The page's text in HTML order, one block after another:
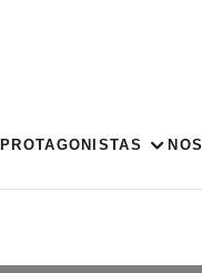
PROTAGONISTAS